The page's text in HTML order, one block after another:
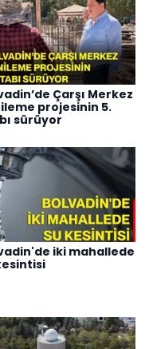
Çarşı Merkez
projesinin 5.
sürüyor
iki mahallede